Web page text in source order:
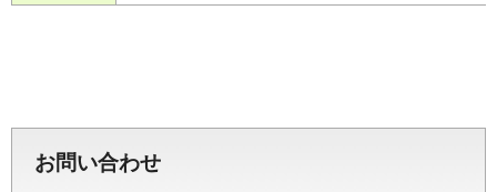
お問い合わせ